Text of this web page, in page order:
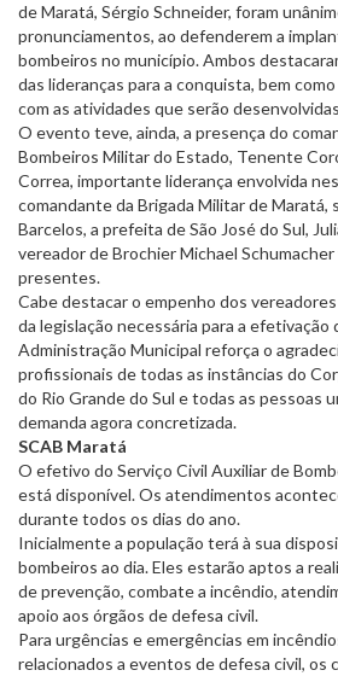
de Maratá, Sérgio Schneider, foram
pronunciamentos, ao defenderem a
bombeiros no município. Ambos
das lideranças para a conquista, bem
com as atividades que serão
O evento teve, ainda, a presença do
Bombeiros Militar do Estado, Tenente
Correa, importante liderança envolvida
comandante da Brigada Militar de Maratá,
Barcelos, a prefeita de São José do Sul,
vereador de Brochier Michael
presentes.
Cabe destacar o empenho dos
da legislação necessária para a efetivação
Administração Municipal reforça o
profissionais de todas as instâncias do
do Rio Grande do Sul e todas as pessoas
demanda agora concretizada.
SCAB Maratá
O efetivo do Serviço Civil Auxiliar de
está disponível. Os atendimentos
durante todos os dias do ano.
Inicialmente a população terá à sua
bombeiros ao dia. Eles estarão aptos a
de prevenção, combate a incêndio,
apoio aos órgãos de defesa civil.
Para urgências e emergências em
relacionados a eventos de defesa civil, os